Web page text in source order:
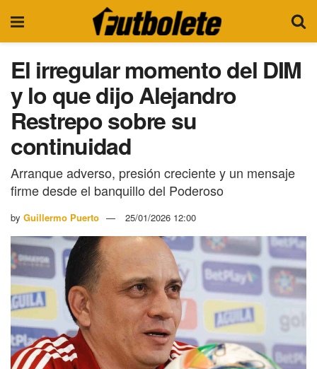
El irregular momento del DIM
y lo que dijo Alejandro
Restrepo sobre su
continuidad
Arranque adverso, presión creciente y un mensaje
firme desde el banquillo del Poderoso
by Guillermo Puerto 25/01/2026 12:00